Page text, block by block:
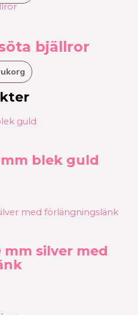
bjällror
mm blek guld
mm silver med